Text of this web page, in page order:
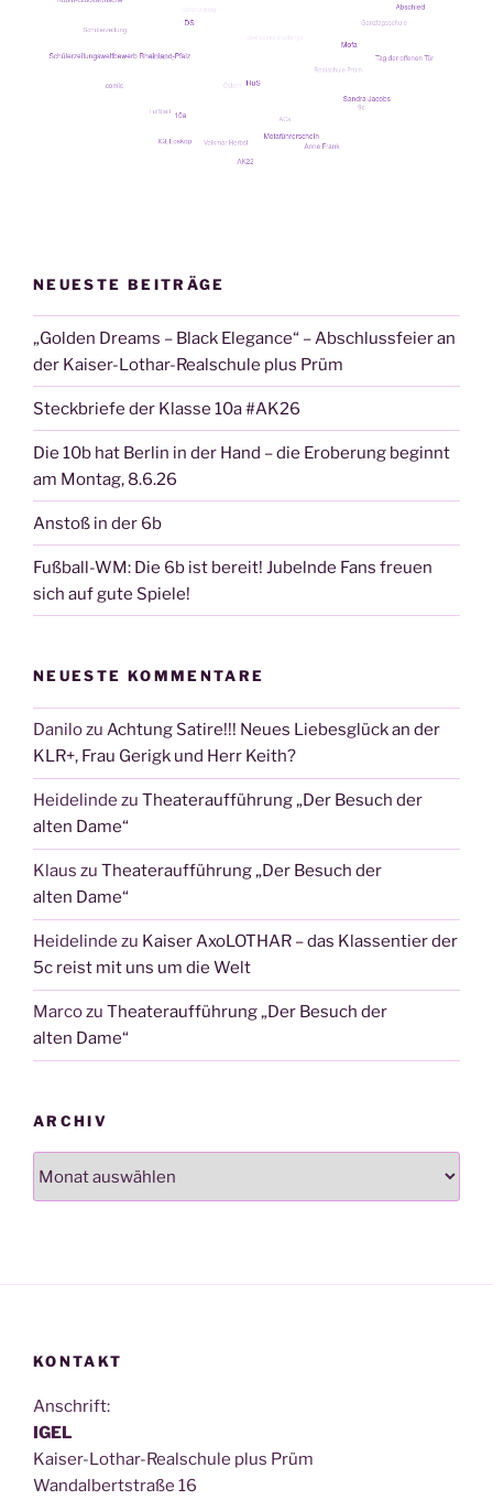
NEUESTE BEITRÄGE
„Golden Dreams – Black Elegance“ – Abschlussfeier an
der Kaiser-Lothar-Realschule plus Prüm
Steckbriefe der Klasse 10a #AK26
Die 10b hat Berlin in der Hand – die Eroberung beginnt
am Montag, 8.6.26
Anstoß in der 6b
Fußball-WM: Die 6b ist bereit! Jubelnde Fans freuen
sich auf gute Spiele!
NEUESTE KOMMENTARE
Danilozu Achtung Satire!!! Neues Liebesglück an der
KLR+, Frau Gerigk und Herr Keith?
Heidelinde zu Theateraufführung „Der Besuch der
alten Dame“
Klaus zu Theateraufführung „Der Besuch der
alten Dame“
Heidelinde zu Kaiser AxoLOTHAR – das Klassentier der
5c reist mit uns um die Welt
Marcozu Theateraufführung „Der Besuch der
alten Dame“
ARCHIV
KONTAKT
Anschrift:
IGEL
Kai­ser-Lothar-Real­schu­le plus Prüm
Wan­dal­bert­stra­ße 16